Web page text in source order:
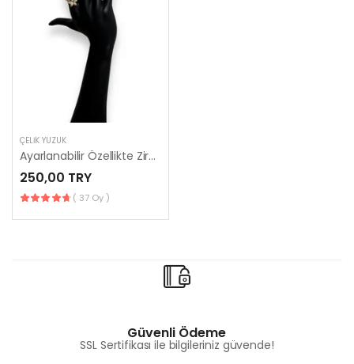
ÇELIK YÜZÜK
Ayarlanabilir Özellikte Zirkon Taşlı Çiçek Yüzük
250,00 TRY
( 37 Oy )
Güvenli Ödeme
SSL Sertifikası ile bilgileriniz güvende!